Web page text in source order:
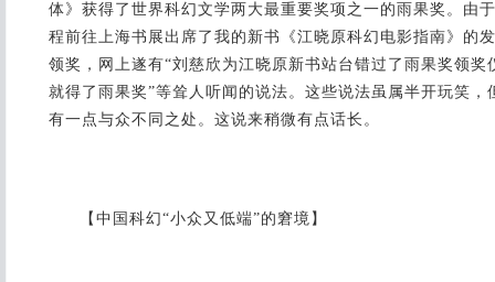
体》获得了世界科幻文学两大最重要奖项之一的雨果奖。由
程前往上海书展出席了我的新书《江晓原科幻电影指南》的
领奖，网上遂有“刘慈欣为江晓原新书站台错过了雨果奖领奖
就得了雨果奖”等耸人听闻的说法。这些说法虽属半开玩笑
有一点与众不同之处。这说来稍微有点话长。
【中国科幻“小众又低端”的窘境】